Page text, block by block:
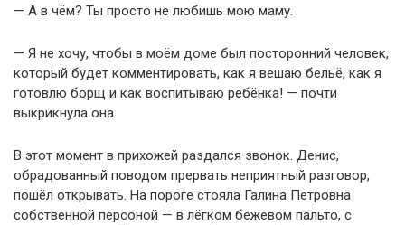
— А в чём? Ты просто не любишь мою маму.
— Я не хочу, чтобы в моём доме был посторонний человек,
который будет комментировать, как я вешаю бельё, как я
готовлю борщ и как воспитываю ребёнка! — почти
выкрикнула она.
В этот момент в прихожей раздался звонок. Денис,
обрадованный поводом прервать неприятный разговор,
пошёл открывать. На пороге стояла Галина Петровна
собственной персоной — в лёгком бежевом пальто, с